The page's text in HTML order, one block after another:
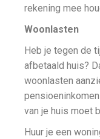
rekening mee
Woonlasten
Heb je tegen de
afbetaald huis?
woonlasten
van je huis moet
Huur je een